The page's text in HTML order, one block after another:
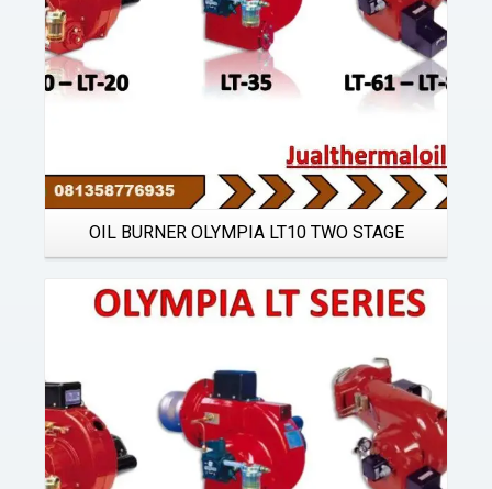
OIL BURNER OLYMPIA LT10 TWO STAGE